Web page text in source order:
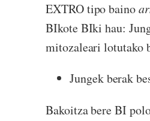
EXTRO tipo baino
BIkote BIki hau:
mitozaleari lotutako
Jungek berak
Bakoitza bere BI